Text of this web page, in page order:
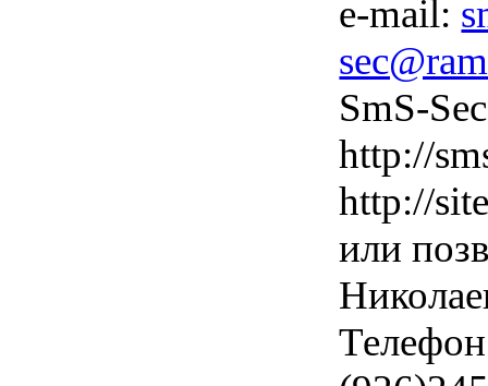
e-mail:
SmS-
http://
http://
или